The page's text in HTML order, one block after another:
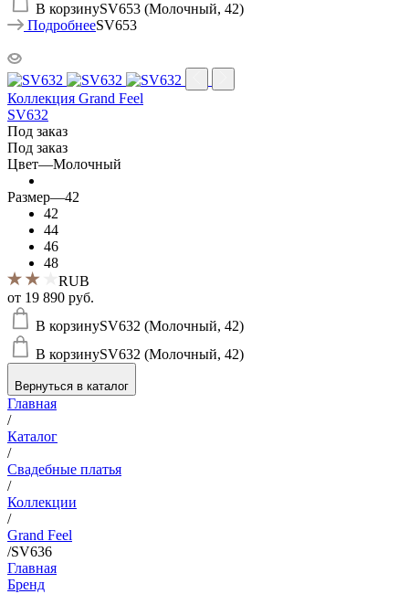
В корзинуSV653 (Молочный, 42)
ПодробнееSV653
Коллекция Grand Feel
SV632
Под заказ
Под заказ
Цвет—Молочный
Размер—42
42
44
46
48
RUB
от 19 890 руб.
В корзинуSV632 (Молочный, 42)
В корзинуSV632 (Молочный, 42)
Вернуться в каталог
Главная
/
Каталог
/
Свадебные платья
/
Коллекции
/
Grand Feel
/SV636
Главная
Бренд